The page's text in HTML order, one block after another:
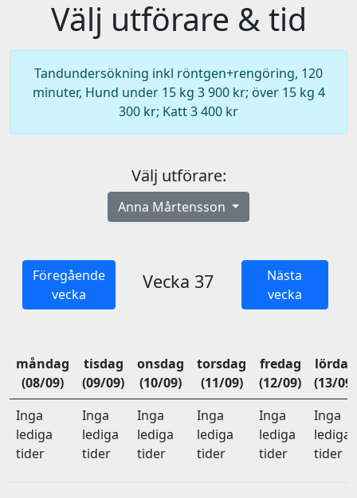
Välj utförare & tid
Tandundersökning inkl röntgen+rengöring, 120
minuter, Hund under 15 kg 3 900 kr; över 15 kg 4
300 kr; Katt 3 400 kr
Välj utförare:
Anna Mårtensson
Föregående
vecka
Vecka 37
Nästa
vecka
måndag
(08/09)
tisdag
(09/09)
onsdag
(10/09)
torsdag
(11/09)
fredag
(12/09)
lördag
(13/09)
Inga
lediga
tider
Inga
lediga
tider
Inga
lediga
tider
Inga
lediga
tider
Inga
lediga
tider
Inga
lediga
tider